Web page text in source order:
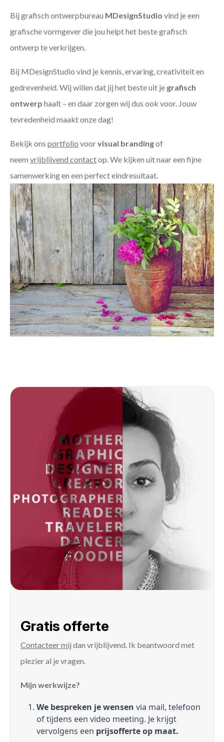
Bij grafisch ontwerpbureau MDesignStudio vind je een
grafische vormgever die jou helpt het beste grafisch
ontwerp te verkrijgen.
Bij MDesignStudio vind je kennis, ervaring, creativiteit en
gedrevenheid. Wij willen dat jij het beste uit je grafisch
ontwerp haalt – en daar zorgen wij dus ook voor. Jouw
tevredenheid maakt onze dag!
Bekijk ons portfolio voorvisual brandingof
neem vrijblijvend contactop. We kijken uit naar een fijne
samenwerking en een perfect eindresultaat.
Gratis offerte
Contacteer mij dan vrijblijvend. Ik beantwoord met
plezier al je vragen.
Mijn werkwijze?
We bespreken je wensen via mail, telefoon
of tijdens een video meeting. Je krijgt
vervolgens een prijsofferte op maat.